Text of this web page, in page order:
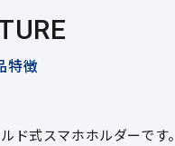
特徴
ド式スマホホルダーです。